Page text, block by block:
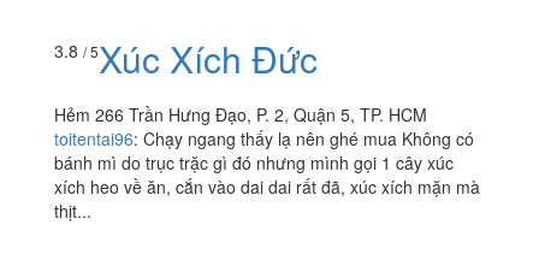
3.8 / 5Xúc Xích Đức
Hẻm 266 Trần Hưng Đạo, P. 2, Quận 5, TP. HCM
toitentai96: Chạy ngang thấy lạ nên ghé mua Không có
bánh mì do trục trặc gì đó nhưng mình gọi 1 cây xúc
xích heo về ăn, cắn vào dai dai rất đã, xúc xích mặn mà
thịt...